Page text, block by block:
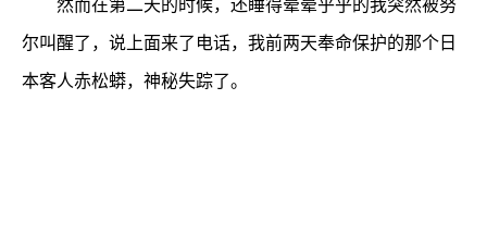
尔叫醒了，说上面来了电话，我前两天奉命保护的那个日
本客人赤松蟒，神秘失踪了。